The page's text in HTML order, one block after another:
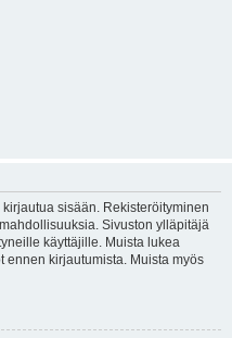
sisään. Rekisteröityminen
Sivuston ylläpitäjä
käyttäjille. Muista lukea
ennen kirjautumista. Muista myös